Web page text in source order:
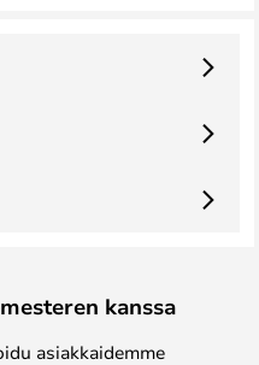
kanssa
asiakkaidemme